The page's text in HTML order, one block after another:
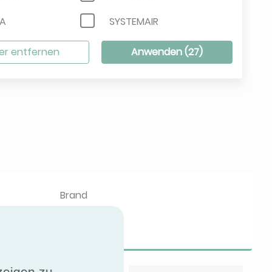
SYSTEMAIR
VENTILCLIMA
entfernen Anwenden (27)
Brand